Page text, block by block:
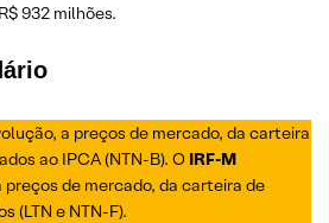
932 milhões.
a preços de mercado, da carteira
ao IPCA (NTN-B). O IRF-M
de mercado, da carteira de
(LTN e NTN-F).